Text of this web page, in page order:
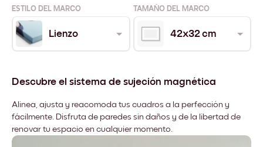
ESTILO DEL MARCO TAMAÑO DEL MARCO
Lienzo 42x32 cm
Descubre el sistema de sujeción magnética
Alinea, ajusta y reacomoda tus cuadros a la perfección y
fácilmente. Disfruta de paredes sin daños y de la libertad de
renovar tu espacio en cualquier momento.